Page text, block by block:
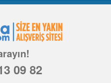
09 82